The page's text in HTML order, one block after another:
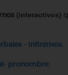
(interactivos)
- infinitivos.
pronombre.